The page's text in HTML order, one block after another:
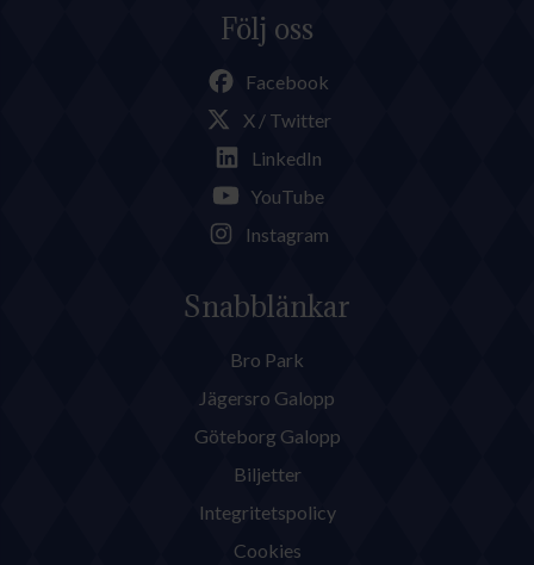
Följ oss
Facebook
X / Twitter
LinkedIn
YouTube
Instagram
Snabblänkar
Bro Park
Jägersro Galopp
Göteborg Galopp
Biljetter
Integritetspolicy
Cookies